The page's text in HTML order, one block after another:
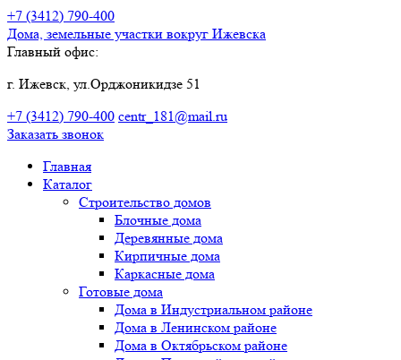
+7 (3412) 790-400
Дома, земельные участки вокруг Ижевска
Главный офис:
г. Ижевск, ул.Орджоникидзе 51
+7 (3412) 790-400 centr_181@mail.ru
Заказать звонок
Главная
Каталог
Строительство домов
Блочные дома
Деревянные дома
Кирпичные дома
Каркасные дома
Готовые дома
Дома в Индустриальном районе
Дома в Ленинском районе
Дома в Октябрьском районе